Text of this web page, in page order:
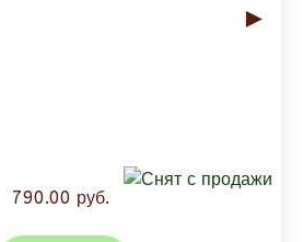
►
790.00 руб.